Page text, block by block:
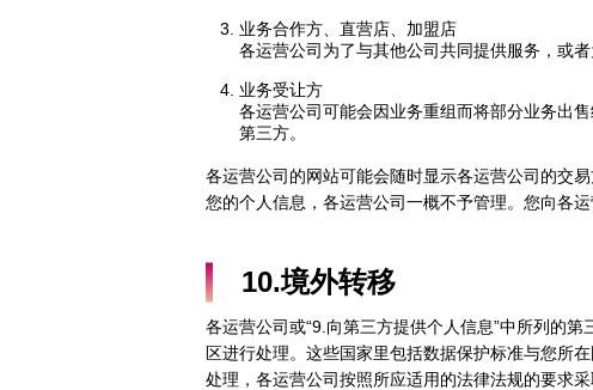
业务合作方、直营店、加盟店
各运营公司为了与其他公司共同提供服务，或
业务受让方
各运营公司可能会因业务重组而将部分业务出
第三方。
各运营公司的网站可能会随时显示各运营公司的交
您的个人信息，各运营公司一概不予管理。您向各
10.境外转移
各运营公司或“9.向第三方提供个人信息”中所列的
区进行处理。这些国家里包括数据保护标准与您所
处理，各运营公司按照所应适用的法律法规的要求